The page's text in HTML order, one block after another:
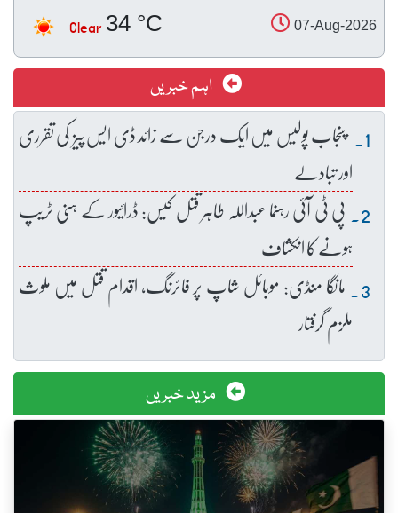
07-Aug-2026
34 °C
Clear
اہم خبریں
پنجاب پولیس میں ایک درجن سے زائد ڈی ایس پیز کی تقرری
اور تبادلے
پی ٹی آئی رہنما عبداللہ طاہر قتل کیس: ڈرائیور کے ہنی ٹریپ
ہونے کا انکشاف
مانگا منڈی: موبائل شاپ پر فائرنگ، اقدام قتل میں ملوث
ملزم گرفتار
مزید خبریں